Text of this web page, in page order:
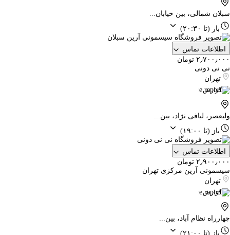
سبلان شمالی، بین خیابان...
باز (تا ۲۰:۳۰)
اطلاعات تماس
۲٫۷۰۰٫۰۰۰ تومان
نی نی دونی
تهران
گزارش
ولیعصر، لبافی نژاد، بین...
باز (تا ۱۹:۰۰)
اطلاعات تماس
۲٫۹۰۰٫۰۰۰ تومان
سیسمونی آرین مرکزی تهران
تهران
گزارش
چهارراه نظام آباد، بین...
باز (تا ۲۱:۰۰)